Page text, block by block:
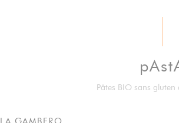
Pâtes BIO sans